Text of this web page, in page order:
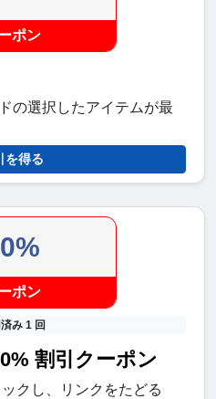
ポン
の選択したアイテムが最
を得る
ポン
み 1 回
割引クーポン
クし、リンクをたどる